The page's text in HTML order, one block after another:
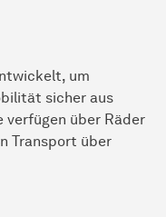
um
sicher aus
verfügen über Räder
Transport über